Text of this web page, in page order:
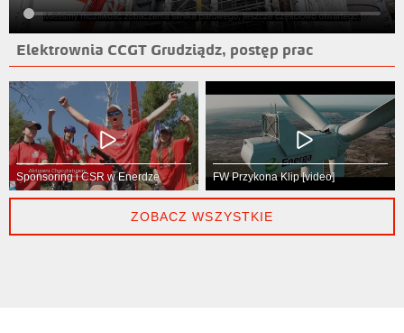
Elektrownia CCGT Grudziądz, postęp prac
Sponsoring i CSR w Enerdze FW Przykona Klip [video]
ZOBACZ WSZYSTKIE